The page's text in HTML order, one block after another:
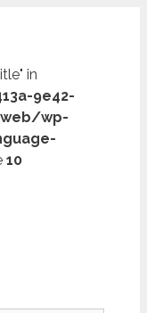
in
9e42-
wp-
10